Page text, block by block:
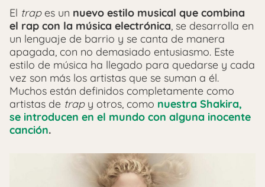
El trapes un nuevo estilo musical que combina
el rap con la música electrónica, se desarrolla en
un lenguaje de barrio y se canta de manera
apagada, con no demasiado entusiasmo. Este
estilo de música ha llegado para quedarse y cada
vez son más los artistas que se suman a él.
Muchos están definidos completamente como
artistas de trapy otros, como nuestra Shakira,
se introducen en el mundo con alguna inocente
canción.